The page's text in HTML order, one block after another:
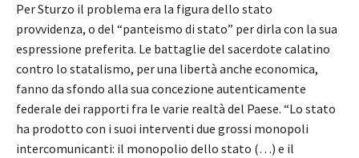
Per Sturzo il problema era la figura dello stato
provvidenza, o del “panteismo di stato” per dirla con la sua
espressione preferita. Le battaglie del sacerdote calatino
contro lo statalismo, per una libertà anche economica,
fanno da sfondo alla sua concezione autenticamente
federale dei rapporti fra le varie realtà del Paese. “Lo stato
ha prodotto con i suoi interventi due grossi monopoli
intercomunicanti: il monopolio dello stato (…) e il